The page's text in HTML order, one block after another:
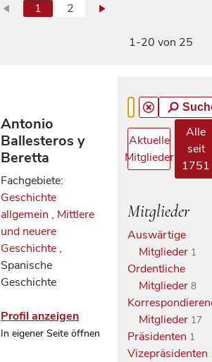
1 2
1-20 von 25
Antonio
Ballesteros y
Beretta
Fachgebiete:
Geschichte
allgemein , Mittlere
und neuere
Geschichte ,
Spanische
Geschichte
Profil anzeigen
In eigener Seite öffnen
Aktuelle
Mitglieder
Alle
seit
1751
Mitglieder
Auswärtige
Mitglieder 1
Ordentliche
Mitglieder 8
Mitglieder 17
Präsidenten 1
Vizepräsidenten